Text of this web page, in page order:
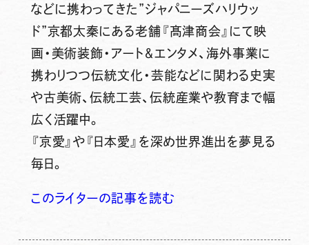
などに携わってきた”ジャパニーズハリウッ
ド”京都太秦にある老舗『髙津商会』にて映
画・美術装飾・アート＆エンタメ、海外事業に
携わりつつ伝統文化・芸能などに関わる史実
や古美術、伝統工芸、伝統産業や教育まで幅
広く活躍中。
『京愛』や『日本愛』を深め世界進出を夢見る
毎日。
このライターの記事を読む